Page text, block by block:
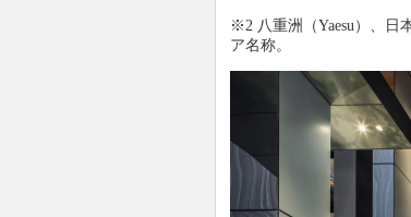
※2 八重洲（Yaesu）、日
ア名称。